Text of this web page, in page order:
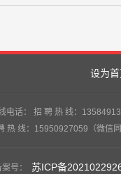
设为
电话： 招 聘 热 线：
热 线：15950927059（微信
号： 苏ICP备